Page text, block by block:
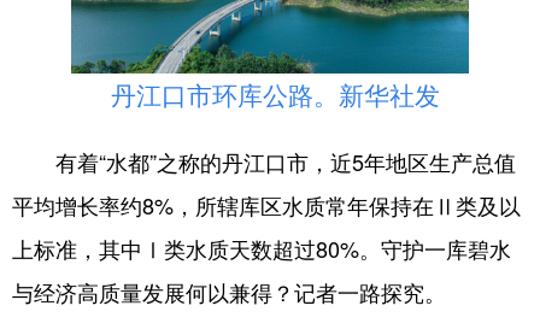
彩票 娱乐 时尚 悦读
公益 一带一路 亚太网
地方频道
北京 天津 河北 山西
辽宁 吉林 上海
丹江口市环库公路。新华社发
有着“水都”之称的丹江口市，近5年地区生产总值
平均增长率约8%，所辖库区水质常年保持在Ⅱ类及以
上标准，其中Ⅰ类水质天数超过80%。守护一库碧水
与经济高质量发展何以兼得？记者一路探究。